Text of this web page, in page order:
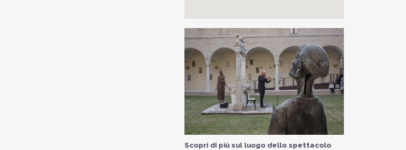
Scopri di più sul luogo dello spettacolo